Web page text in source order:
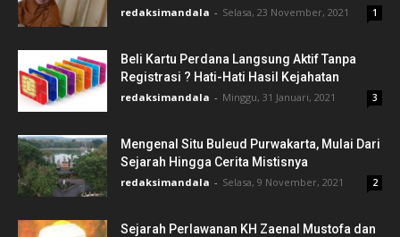
redaksimandala - Selasa, 23 November, 2021 1
Beli Kartu Perdana Langsung Aktif Tanpa
Registrasi ? Hati-Hati Hasil Kejahatan
redaksimandala - Minggu, 31 Januari, 2021 3
Mengenal Situ Buleud Purwakarta, Mulai Dari
Sejarah Hingga Cerita Mistisnya
redaksimandala - Selasa, 9 November, 2021 2
Sejarah Perlawanan KH Zaenal Mustofa dan